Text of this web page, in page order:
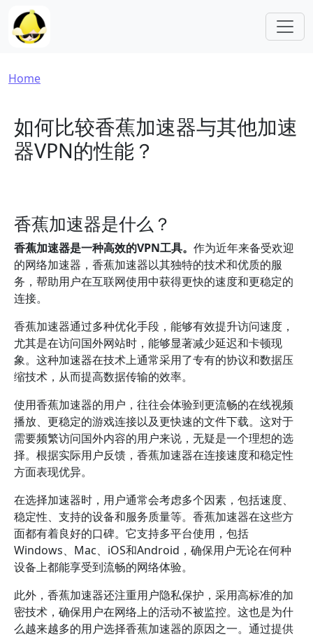
Skip to main content
Breadcrumb
Home
如何比较香蕉加速器与其他加速
器VPN的性能？
香蕉加速器是什么？
香蕉加速器是一种高效的VPN工具。 作为近年来备受欢迎
的网络加速器，香蕉加速器以其独特的技术和优质的服
务，帮助用户在互联网使用中获得更快的速度和更稳定的
连接。
香蕉加速器通过多种优化手段，能够有效提升访问速度，
尤其是在访问国外网站时，能够显著减少延迟和卡顿现
象。这种加速器在技术上通常采用了专有的协议和数据压
缩技术，从而提高数据传输的效率。
使用香蕉加速器的用户，往往会体验到更流畅的在线视频
播放、更稳定的游戏连接以及更快速的文件下载。这对于
需要频繁访问国外内容的用户来说，无疑是一个理想的选
择。根据实际用户反馈，香蕉加速器在连接速度和稳定性
方面表现优异。
在选择加速器时，用户通常会考虑多个因素，包括速度、
稳定性、支持的设备和服务质量等。香蕉加速器在这些方
面都有着良好的口碑。它支持多平台使用，包括
Windows、Mac、iOS和Android，确保用户无论在何种
设备上都能享受到流畅的网络体验。
此外，香蕉加速器还注重用户隐私保护，采用高标准的加
密技术，确保用户在网络上的活动不被监控。这也是为什
么越来越多的用户选择香蕉加速器的原因之一。通过提供